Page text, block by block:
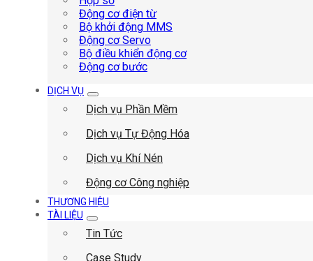
Động cơ điện từ
Bộ khởi động MMS
Động cơ Servo
Bộ điều khiển động cơ
Động cơ bước
DỊCH VỤ
Dịch vụ Phần Mềm
Dịch vụ Tự Động Hóa
Dịch vụ Khí Nén
Động cơ Công nghiệp
THƯƠNG HIỆU
TÀI LIỆU
Tin Tức
Case Study